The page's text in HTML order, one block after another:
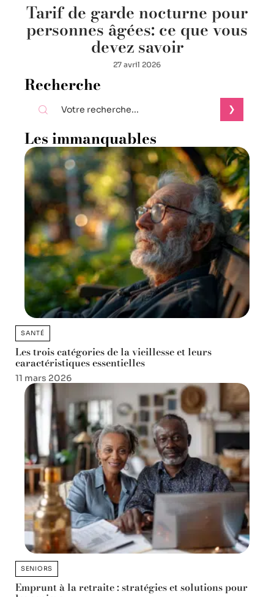
Tarif de garde nocturne pour
personnes âgées: ce que vous
devez savoir
27 avril 2026
Recherche
Les immanquables
SANTÉ
Les trois catégories de la vieillesse et leurs
caractéristiques essentielles
11 mars 2026
SENIORS
Emprunt à la retraite : stratégies et solutions pour